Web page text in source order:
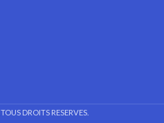
, TOUS DROITS RESERVES.